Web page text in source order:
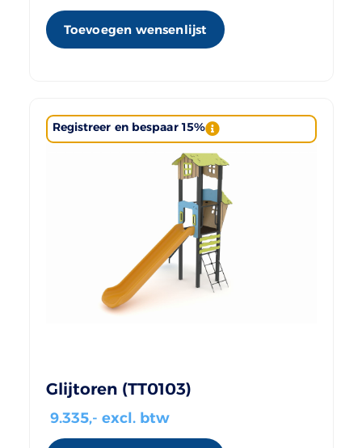
Toevoegen wensenlijst
Registreer en bespaar 15%
Glijtoren (TT0103)
9.335,- excl. btw